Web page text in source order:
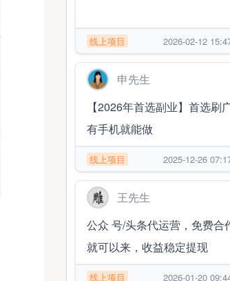
线上项目 2026-02-12
申先生
【2026年首选副业】首选刷
有手机就能做
线上项目 2025-12-26
王先生
公众 号/头条代运营，免费合
就可以来，收益稳定提现
线上项目 2026-01-20